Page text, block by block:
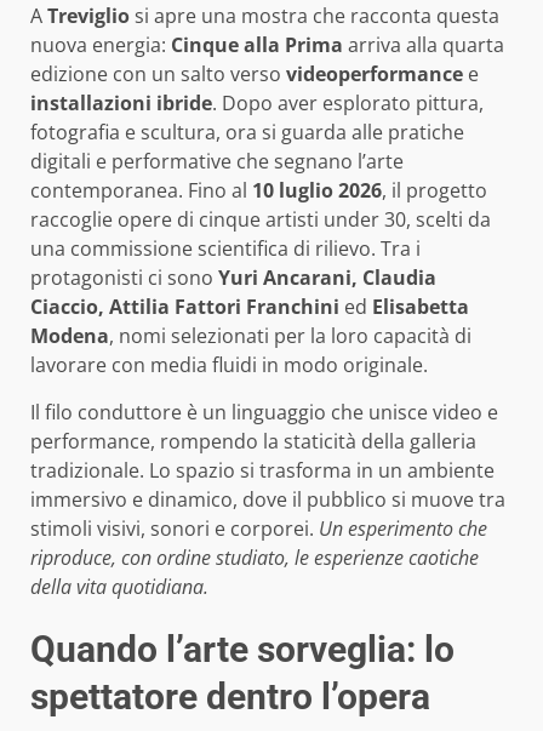
ATrevigliosi apre una mostra che racconta questa
nuova energia: Cinque alla Prima arriva alla quarta
edizione con un salto verso videoperformance e
installazioni ibride. Dopo aver esplorato pittura,
fotografia e scultura, ora si guarda alle pratiche
digitali e performative che segnano l’arte
contemporanea. Fino al 10 luglio 2026, il progetto
raccoglie opere di cinque artisti under 30, scelti da
una commissione scientifica di rilievo. Tra i
protagonisti ci sono Yuri Ancarani, Claudia
Ciaccio, Attilia Fattori Franchini ed Elisabetta
Modena, nomi selezionati per la loro capacità di
lavorare con media fluidi in modo originale.
Il filo conduttore è un linguaggio che unisce video e
performance, rompendo la staticità della galleria
tradizionale. Lo spazio si trasforma in un ambiente
immersivo e dinamico, dove il pubblico si muove tra
stimoli visivi, sonori e corporei. Un esperimento che
riproduce, con ordine studiato, le esperienze caotiche
della vita quotidiana.
Quando l’arte sorveglia: lo
spettatore dentro l’opera